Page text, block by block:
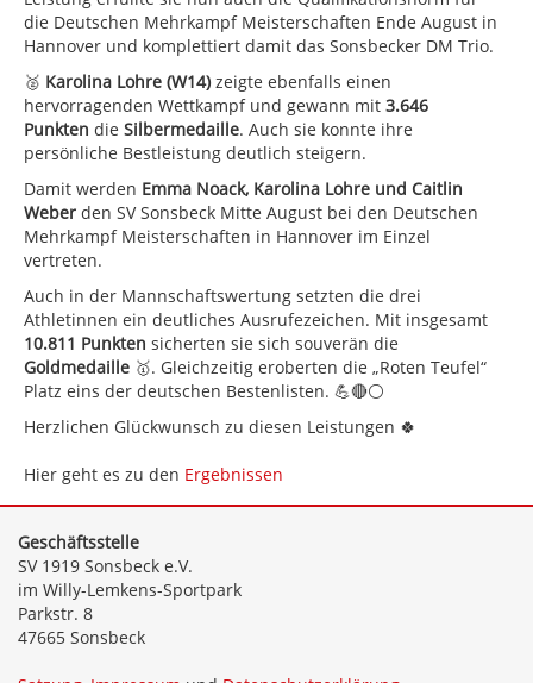
die Deutschen Mehrkampf Meisterschaften Ende August in
Hannover und komplettiert damit das Sonsbecker DM Trio.
🥈 Karolina Lohre (W14)zeigte ebenfalls einen
hervorragenden Wettkampf und gewann mit 3.646
Punkten die Silbermedaille. Auch sie konnte ihre
persönliche Bestleistung deutlich steigern.
Damit werden Emma Noack, Karolina Lohre und Caitlin
Weber den SV Sonsbeck Mitte August bei den Deutschen
Mehrkampf Meisterschaften in Hannover im Einzel
vertreten.
Auch in der Mannschaftswertung setzten die drei
Athletinnen ein deutliches Ausrufezeichen. Mit insgesamt
10.811 Punkten sicherten sie sich souverän die
Goldmedaille 🥇. Gleichzeitig eroberten die „Roten Teufel“
Platz eins der deutschen Bestenlisten. 💪🔴⚪
Herzlichen Glückwunsch zu diesen Leistungen 🍀
Hier geht es zu den Ergebnissen
Geschäftsstelle
SV 1919 Sonsbeck e.V.
im Willy-Lemkens-Sportpark
Parkstr. 8
47665 Sonsbeck